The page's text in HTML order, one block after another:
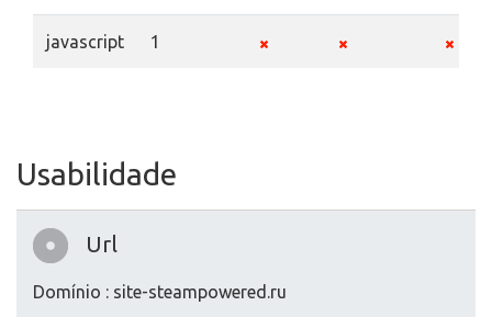
javascript 1
Usabilidade
Url
Domínio : site-steampowered.ru